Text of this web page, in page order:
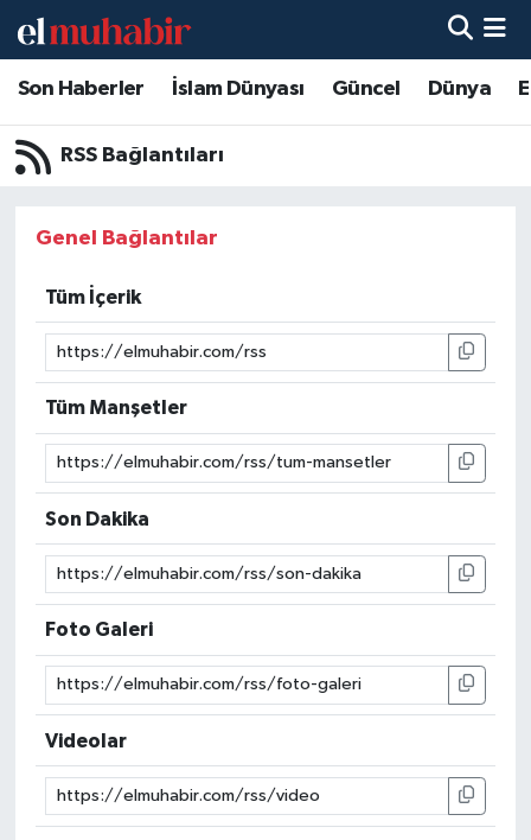
Son Haberler İslam Dünyası Güncel Dünya
RSS Bağlantıları
Genel Bağlantılar
Tüm İçerik
Tüm Manşetler
Son Dakika
Foto Galeri
Videolar
Hava Durumu
Trafik Durumu
Son Dakika Haberleri